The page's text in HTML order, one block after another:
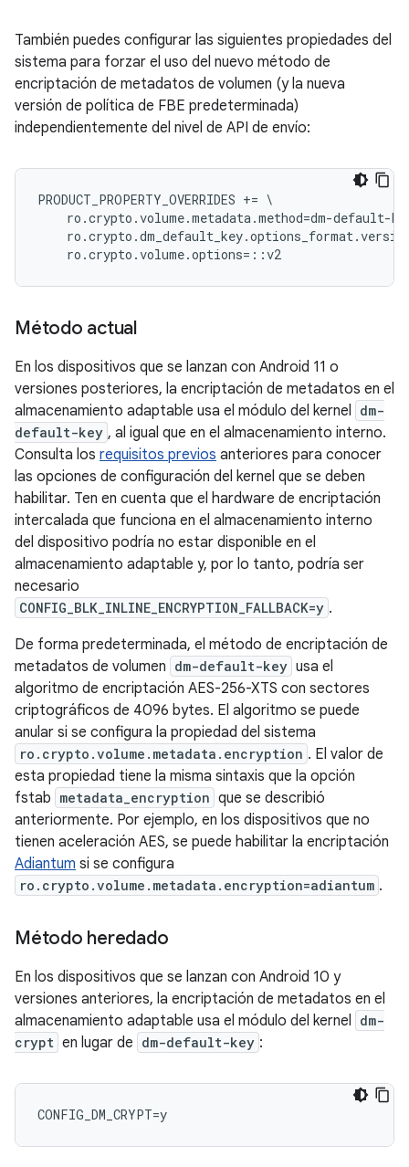
También puedes configurar las siguientes propiedades del
sistema para forzar el uso del nuevo método de
encriptación de metadatos de volumen (y la nueva
versión de política de FBE predeterminada)
independientemente del nivel de API de envío:
PRODUCT_PROPERTY_OVERRIDES += \
ro.crypto.volume.metadata.method=dm-default-
Método actual
En los dispositivos que se lanzan con Android 11 o
versiones posteriores, la encriptación de metadatos en el
almacenamiento adaptable usa el módulo del kernel dm-
default-key , al igual que en el almacenamiento interno.
Consulta los requisitos previos anteriores para conocer
las opciones de configuración del kernel que se deben
habilitar. Ten en cuenta que el hardware de encriptación
intercalada que funciona en el almacenamiento interno
del dispositivo podría no estar disponible en el
almacenamiento adaptable y, por lo tanto, podría ser
necesario
CONFIG_BLK_INLINE_ENCRYPTION_FALLBACK=y .
De forma predeterminada, el método de encriptación de
metadatos de volumen dm-default-key usa el
algoritmo de encriptación AES-256-XTS con sectores
criptográficos de 4096 bytes. El algoritmo se puede
anular si se configura la propiedad del sistema
ro.crypto.volume.metadata.encryption . El valor de
esta propiedad tiene la misma sintaxis que la opción
fstab metadata_encryption que se describió
anteriormente. Por ejemplo, en los dispositivos que no
tienen aceleración AES, se puede habilitar la encriptación
Adiantum si se configura
ro.crypto.volume.metadata.encryption=adiantum .
Método heredado
En los dispositivos que se lanzan con Android 10 y
versiones anteriores, la encriptación de metadatos en el
almacenamiento adaptable usa el módulo del kernel dm-
crypt en lugar de dm-default-key :